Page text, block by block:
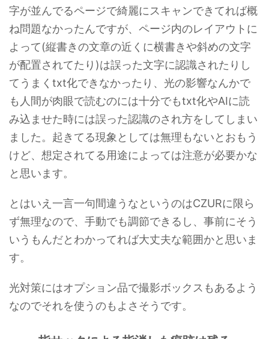
字が並んでるページで綺麗にスキャンできてれば概
ね問題なかったんですが、ページ内のレイアウトに
よって(縦書きの文章の近くに横書きや斜めの文字
が配置されてたり)は誤った文字に認識されたりし
てうまくtxt化できなかったり、光の影響なんかで
も人間が肉眼で読むのには十分でもtxt化やAIに読
み込ませた時には誤った認識のされ方をしてしまい
ました。起きてる現象としては無理もないとおもう
けど、想定されてる用途によっては注意が必要かな
と思います。
とはいえ一言一句間違うなというのはCZURに限ら
ず無理なので、手動でも調節できるし、事前にそう
いうもんだとわかってれば大丈夫な範囲かと思いま
す。
光対策にはオプション品で撮影ボックスもあるよう
なのでそれを使うのもよさそうです。